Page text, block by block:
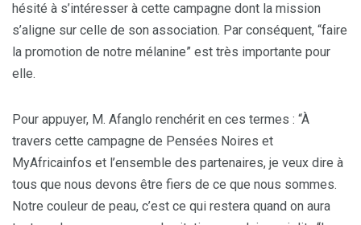
hésité à s’intéresser à cette campagne dont la mission
s’aligne sur celle de son association. Par conséquent, “faire
la promotion de notre mélanine” est très importante pour
elle.
Pour appuyer, M. Afanglo renchérit en ces termes : “À
travers cette campagne de Pensées Noires et
MyAfricainfos et l’ensemble des partenaires, je veux dire à
tous que nous devons être fiers de ce que nous sommes.
Notre couleur de peau, c’est ce qui restera quand on aura